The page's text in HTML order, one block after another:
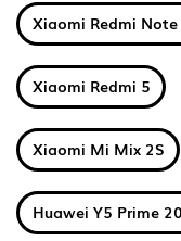
Xiaomi Redmi Note
Xiaomi Redmi 5
Xiaomi Mi Mix 2S
Huawei Y5 Prime